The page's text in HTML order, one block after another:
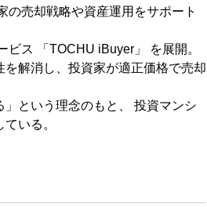
の売却戦略や資産運用をサポート
ス 「TOCHU iBuyer」 を展開。
解消し、投資家が適正価格で売却
」という理念のもと、 投資マンシ
いる。